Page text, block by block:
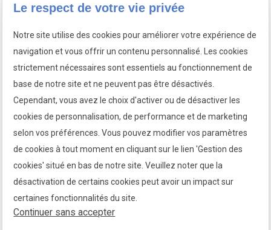
Nous retrouver :
75015 PARIS
Lundi au Vendredi
09:00-13:00 / 14:00-18:30
Nous contacter :
09 50 15 66 69
Le respect de votre vie privée
Notre site utilise des cookies pour améliorer votre expérience de
navigation et vous offrir un contenu personnalisé. Les cookies
strictement nécessaires sont essentiels au fonctionnement de
base de notre site et ne peuvent pas être désactivés.
Cependant, vous avez le choix d'activer ou de désactiver les
cookies de personnalisation, de performance et de marketing
selon vos préférences. Vous pouvez modifier vos paramètres
de cookies à tout moment en cliquant sur le lien 'Gestion des
cookies' situé en bas de notre site. Veuillez noter que la
désactivation de certains cookies peut avoir un impact sur
certaines fonctionnalités du site.
Continuer sans accepter